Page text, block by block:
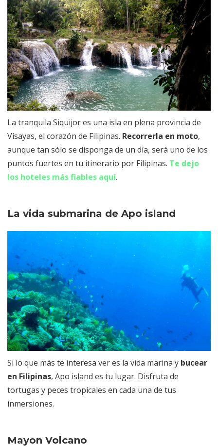
La tranquila Siquijor es una isla en plena provincia de
Visayas, el corazón de Filipinas. Recorrerla en moto,
aunque tan sólo se disponga de un día, será uno de los
puntos fuertes en tu itinerario por Filipinas. Te dejo
los hoteles más fiables aquí.
La vida submarina de Apo island
Si lo que más te interesa ver es la vida marina y bucear
en Filipinas, Apo island es tu lugar. Disfruta de
tortugas y peces tropicales en cada una de tus
inmersiones.
Mayon Volcano